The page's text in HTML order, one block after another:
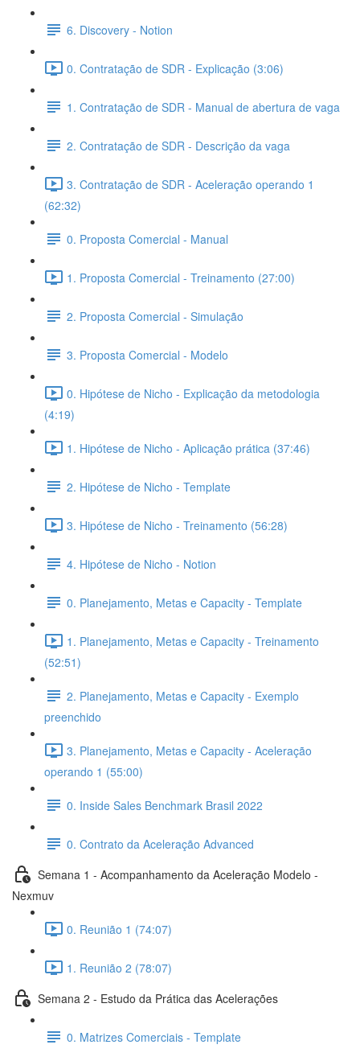
6. Discovery - Notion
0. Contratação de SDR - Explicação (3:06)
1. Contratação de SDR - Manual de abertura de vaga
2. Contratação de SDR - Descrição da vaga
3. Contratação de SDR - Aceleração operando 1
(62:32)
0. Proposta Comercial - Manual
1. Proposta Comercial - Treinamento (27:00)
2. Proposta Comercial - Simulação
3. Proposta Comercial - Modelo
0. Hipótese de Nicho - Explicação da metodologia
(4:19)
1. Hipótese de Nicho - Aplicação prática (37:46)
2. Hipótese de Nicho - Template
3. Hipótese de Nicho - Treinamento (56:28)
4. Hipótese de Nicho - Notion
0. Planejamento, Metas e Capacity - Template
1. Planejamento, Metas e Capacity - Treinamento
(52:51)
2. Planejamento, Metas e Capacity - Exemplo
preenchido
3. Planejamento, Metas e Capacity - Aceleração
operando 1 (55:00)
0. Inside Sales Benchmark Brasil 2022
0. Contrato da Aceleração Advanced
Semana 1 - Acompanhamento da Aceleração Modelo -
Nexmuv
0. Reunião 1 (74:07)
1. Reunião 2 (78:07)
Semana 2 - Estudo da Prática das Acelerações
0. Matrizes Comerciais - Template